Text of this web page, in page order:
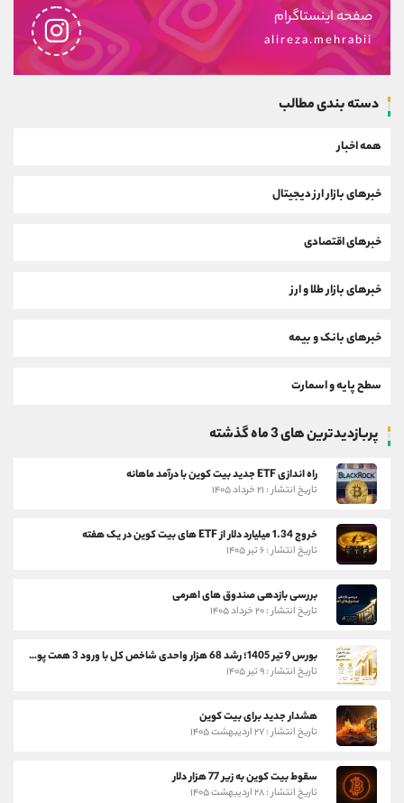
صفحه اینستاگرام
alireza.mehrabii
دسته بندی مطالب
همه اخبار
خبرهای بازار ارز دیجیتال
خبرهای اقتصادی
خبرهای بازار طلا و ارز
خبرهای بانک و بیمه
سطح پایه و اسمارت
پربازدیدترین های 3 ماه گذشته
راه اندازی ETF جدید بیت کوین با درآمد ماهانه
تاریخ انتشار : ۲۱ خرداد ۱۴۰۵
خروج 1.34 میلیارد دلار از ETF های بیت کوین در یک هفته
تاریخ انتشار : ۶ تیر ۱۴۰۵
بررسی بازدهی صندوق های اهرمی
تاریخ انتشار : ۲۰ خرداد ۱۴۰۵
بورس 9 تیر 1405؛ رشد 68 هزار واحدی شاخص کل با ورود 3 همت پول حقیقی
تاریخ انتشار : ۹ تیر ۱۴۰۵
هشدار جدید برای بیت کوین
تاریخ انتشار : ۲۷ اردیبهشت ۱۴۰۵
سقوط بیت کوین به زیر 77 هزار دلار
تاریخ انتشار : ۲۸ اردیبهشت ۱۴۰۵